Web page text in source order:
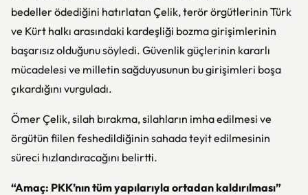
bedeller ödediğini hatırlatan Çelik, terör örgütlerinin Türk
ve Kürt halkı arasındaki kardeşliği bozma girişimlerinin
başarısız olduğunu söyledi. Güvenlik güçlerinin kararlı
mücadelesi ve milletin sağduyusunun bu girişimleri boşa
çıkardığını vurguladı.
Ömer Çelik, silah bırakma, silahların imha edilmesi ve
örgütün fiilen feshedildiğinin sahada teyit edilmesinin
süreci hızlandıracağını belirtti.
“Amaç: PKK’nın tüm yapılarıyla ortadan kaldırılması”